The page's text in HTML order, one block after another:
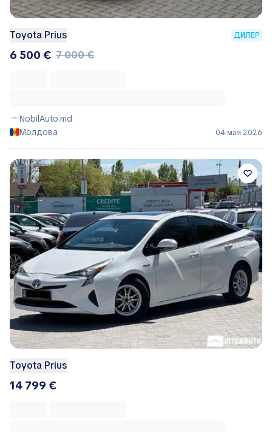
Toyota Prius ДИЛЕР
6 500 € 7 000 €
NobilAuto.md
Молдова
04 мая 2026
Toyota Prius
14 799 €